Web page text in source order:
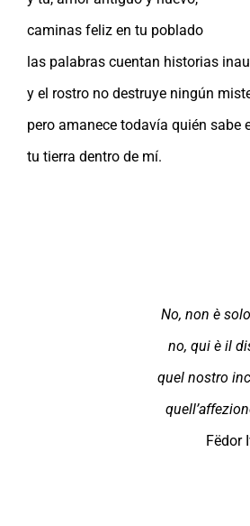
caminas feliz en tu poblado
las palabras cuentan historias
y el rostro no destruye ningún
pero amanece todavía quién sabe
tu tierra dentro de mí.
No, non è
no, qui è il
quel nostro
Fëdor